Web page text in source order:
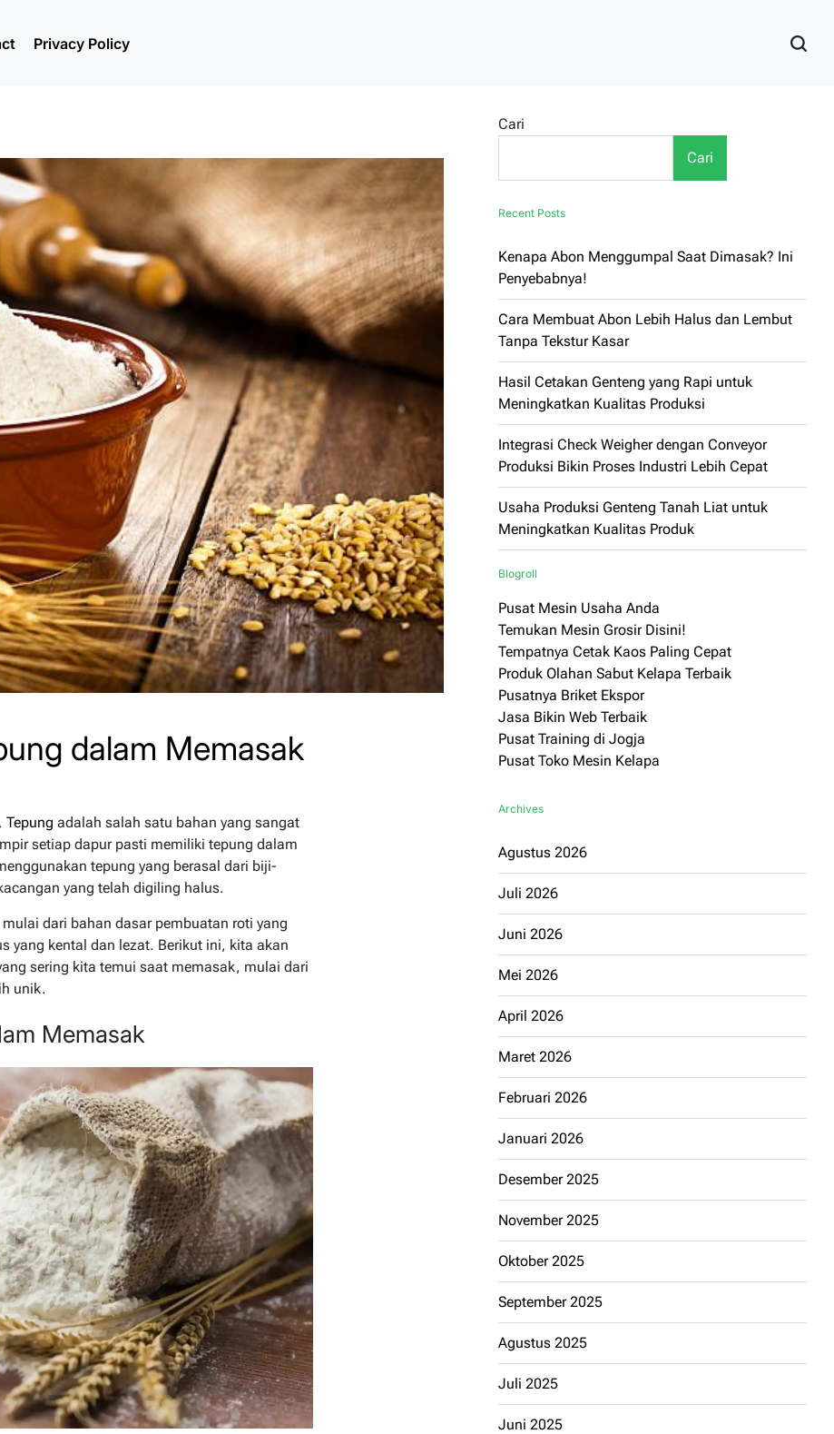
Privacy Policy
dalam Memasak
Tepung adalah salah satu bahan yang sangat
setiap dapur pasti memiliki tepung dalam
tepung yang berasal dari biji-
yang telah digiling halus.
dari bahan dasar pembuatan roti yang
yang kental dan lezat. Berikut ini, kita akan
sering kita temui saat memasak, mulai dari
unik.
Memasak
Cari
Cari
Recent Posts
Kenapa Abon Menggumpal Saat Dimasak? Ini
Penyebabnya!
Cara Membuat Abon Lebih Halus dan Lembut
Tanpa Tekstur Kasar
Hasil Cetakan Genteng yang Rapi untuk
Meningkatkan Kualitas Produksi
Integrasi Check Weigher dengan Conveyor
Produksi Bikin Proses Industri Lebih Cepat
Usaha Produksi Genteng Tanah Liat untuk
Meningkatkan Kualitas Produk
Blogroll
Pusat Mesin Usaha Anda
Temukan Mesin Grosir Disini!
Tempatnya Cetak Kaos Paling Cepat
Produk Olahan Sabut Kelapa Terbaik
Pusatnya Briket Ekspor
Jasa Bikin Web Terbaik
Pusat Training di Jogja
Pusat Toko Mesin Kelapa
Archives
Agustus 2026
Juli 2026
Juni 2026
Mei 2026
April 2026
Maret 2026
Februari 2026
Januari 2026
Desember 2025
November 2025
Oktober 2025
September 2025
Agustus 2025
Juli 2025
Juni 2025